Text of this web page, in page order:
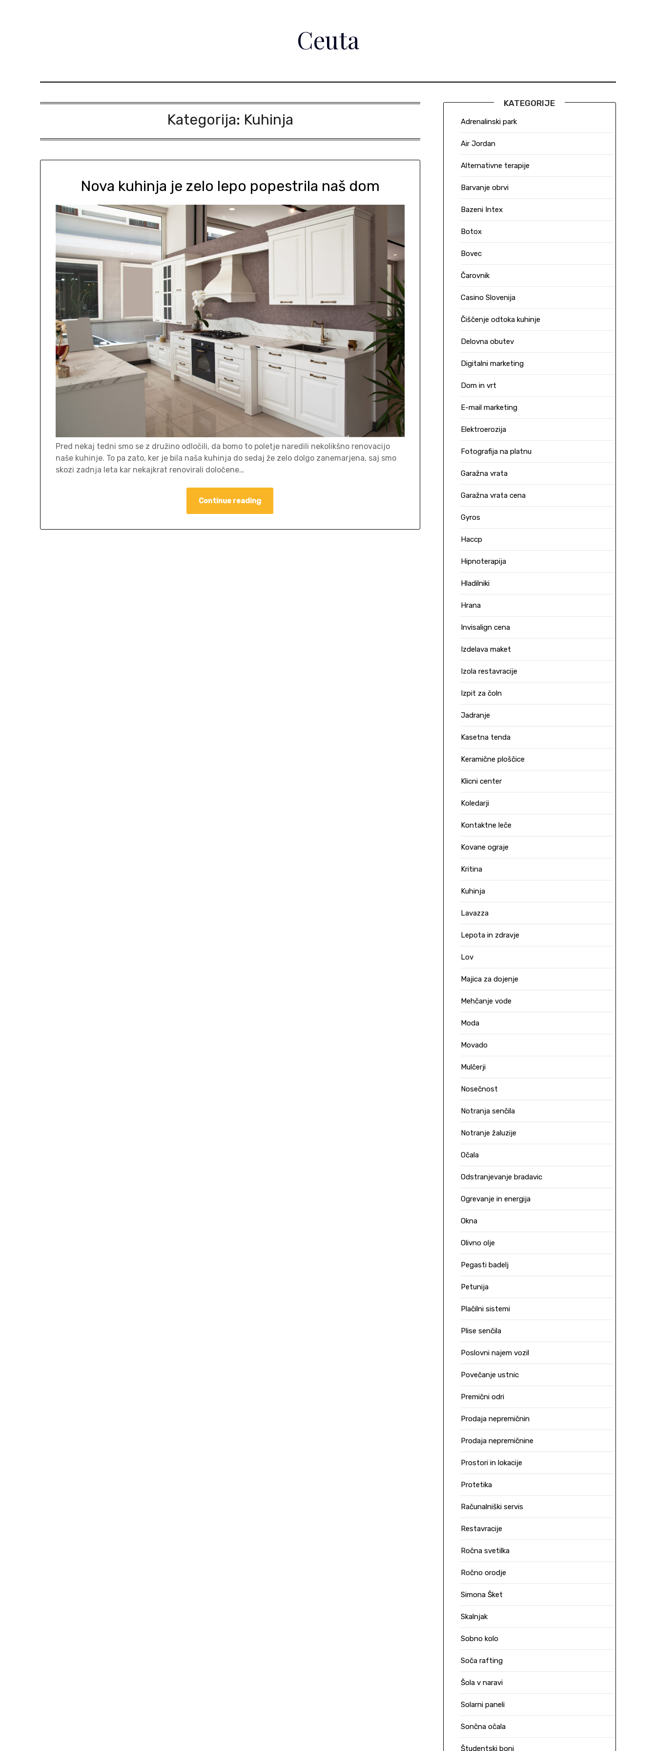
Ceuta
Kategorija: Kuhinja
Nova kuhinja je zelo lepo popestrila naš dom
Pred nekaj tedni smo se z družino odločili, da bomo to poletje naredili nekolikšno renovacijo
naše kuhinje. To pa zato, ker je bila naša kuhinja do sedaj že zelo dolgo zanemarjena, saj smo
skozi zadnja leta kar nekajkrat renovirali določene…
Continue reading
KATEGORIJE
Adrenalinski park
Air Jordan
Alternativne terapije
Barvanje obrvi
Bazeni Intex
Botox
Bovec
Čarovnik
Casino Slovenija
Čiščenje odtoka kuhinje
Delovna obutev
Digitalni marketing
Dom in vrt
E-mail marketing
Elektroerozija
Fotografija na platnu
Garažna vrata
Garažna vrata cena
Gyros
Haccp
Hipnoterapija
Hladilniki
Hrana
Invisalign cena
Izdelava maket
Izola restavracije
Izpit za čoln
Jadranje
Kasetna tenda
Keramične ploščice
Klicni center
Koledarji
Kontaktne leče
Kovane ograje
Kritina
Kuhinja
Lavazza
Lepota in zdravje
Lov
Majica za dojenje
Mehčanje vode
Moda
Movado
Mulčerji
Nosečnost
Notranja senčila
Notranje žaluzije
Očala
Odstranjevanje bradavic
Ogrevanje in energija
Okna
Olivno olje
Pegasti badelj
Petunija
Plačilni sistemi
Plise senčila
Poslovni najem vozil
Povečanje ustnic
Premični odri
Prodaja nepremičnin
Prodaja nepremičnine
Prostori in lokacije
Protetika
Računalniški servis
Restavracije
Ročna svetilka
Ročno orodje
Simona Šket
Skalnjak
Sobno kolo
Soča rafting
Šola v naravi
Solarni paneli
Sončna očala
Študentski boni